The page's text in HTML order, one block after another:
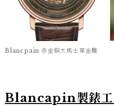
Blancpain 赤金銅大馬士革金雕
Blancapin製錶